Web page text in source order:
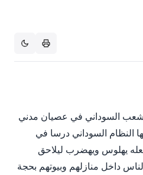
2016 ، دخل الشعب السوداني في عصيان مدني
النظام السوداني درسا في
يهلوس ويهضرب ليلاحق
داخل منازلهم وبيوتهم بحجة